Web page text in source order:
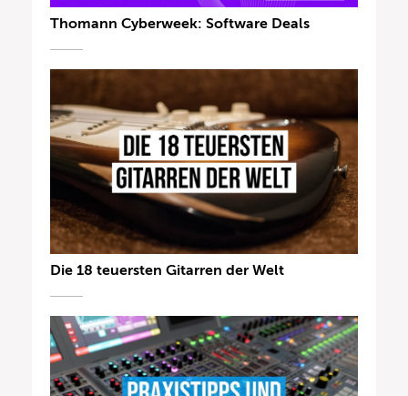
Thomann Cyberweek: Software Deals
Die 18 teuersten Gitarren der Welt